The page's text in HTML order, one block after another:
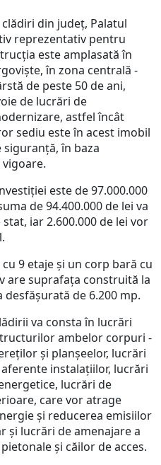
din județ, Palatul
reprezentativ pentru
este amplasată în
în zona centrală -
de peste 50 de ani,
de lucrări de
astfel încât
sediu este în acest imobil
siguranță, în baza
este de 97.000.000
de 94.400.000 de lei va
iar 2.600.000 de lei vor
9 etaje și un corp bară cu
are suprafața construită la
de 6.200 mp.
va consta în lucrări
ambelor corpuri -
și planșeelor, lucrări
instalațiilor, lucrări
lucrări de
care vor atrage
și reducerea emisiilor
și lucrări de amenajare a
și căilor de acces.